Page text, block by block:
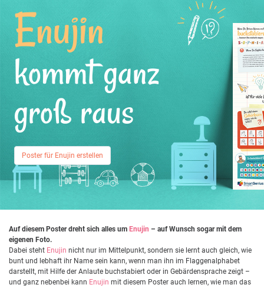
Enujin
kommt ganz
groß raus
Poster für Enujin erstellen
Auf diesem Poster dreht sich alles um Enujin – auf Wunsch sogar mit dem
eigenen Foto.
Dabei steht Enujin nicht nur im Mittelpunkt, sondern sie lernt auch gleich, wie
bunt und lebhaft ihr Name sein kann, wenn man ihn im Flaggenalphabet
darstellt, mit Hilfe der Anlaute buchstabiert oder in Gebärdensprache zeigt –
und ganz nebenbei kann Enujin mit diesem Poster auch lernen, wie man das